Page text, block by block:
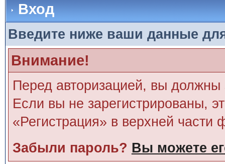
Вход
Введите ниже ваши данные
Внимание!
Перед авторизацией, вы должны
Если вы не зарегистрированы,
«Регистрация» в верхней части
Забыли пароль? Вы можете